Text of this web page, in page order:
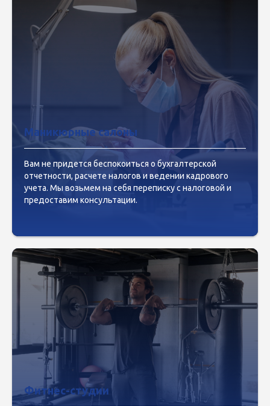
Маникюрные салоны
Вам не придется беспокоиться о бухгалтерской
отчетности, расчете налогов и ведении кадрового
учета. Мы возьмем на себя переписку с налоговой и
предоставим консультации.
Фитнес-студии